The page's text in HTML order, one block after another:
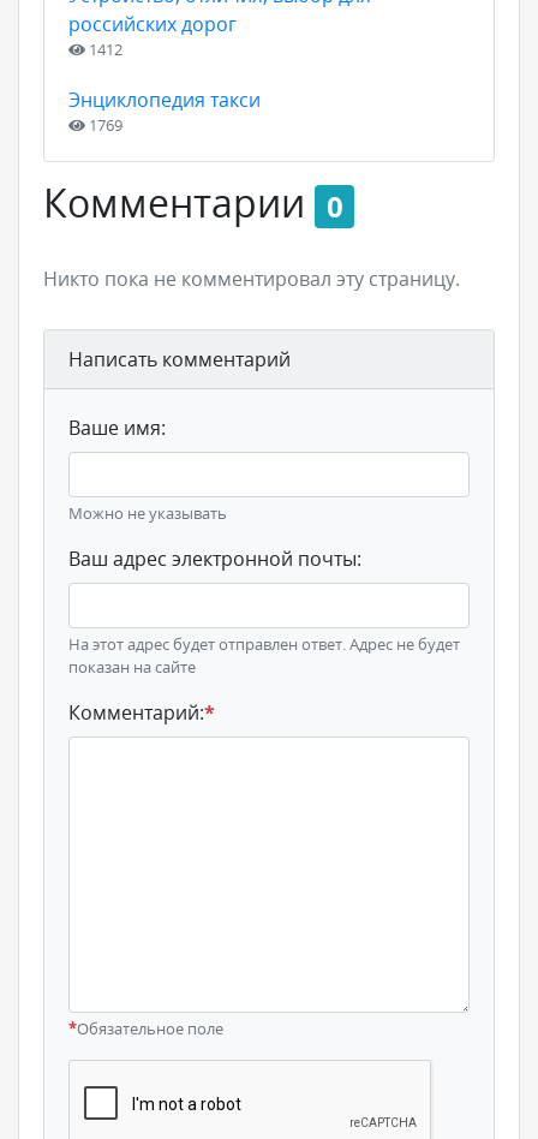
российских дорог
1412
Энциклопедия такси
1769
Комментарии 0
Никто пока не комментировал эту страницу.
Написать комментарий
Ваше имя:
Можно не указывать
Ваш адрес электронной почты:
На этот адрес будет отправлен ответ. Адрес не будет
показан на сайте
Комментарий:*
*Обязательное поле